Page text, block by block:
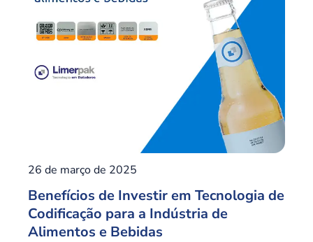
26 de março de 2025
Benefícios de Investir em Tecnologia de
Codificação para a Indústria de
Alimentos e Bebidas